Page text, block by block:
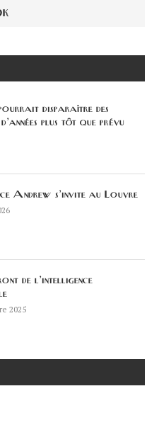
pourrait disparaître des
plus tôt que prévu
Andrew s’invite au Louvre
de l’intelligence
2025